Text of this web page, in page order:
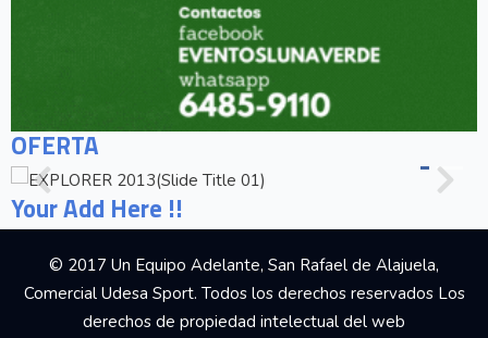
OFERTA
Your Add Here !!
© 2017 Un Equipo Adelante, San Rafael de Alajuela,
Comercial Udesa Sport. Todos los derechos reservados Los
derechos de propiedad intelectual del web